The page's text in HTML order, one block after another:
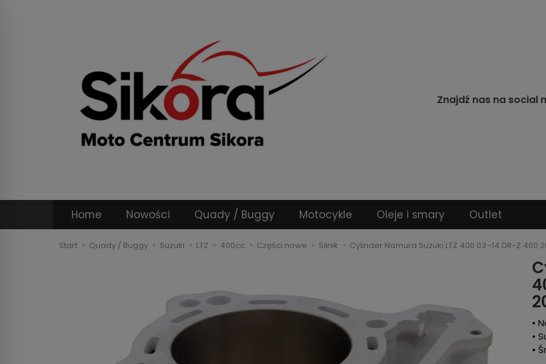
Znajdź nas na social
Home Nowości Quady / Buggy Motocykle Oleje i smary Outlet
Start Quady / Buggy Suzuki LTZ 400cc Części nowe Silnik Cylinder Namura Suzuki LTZ 400 03–14 DR-Z 400
•
•
•